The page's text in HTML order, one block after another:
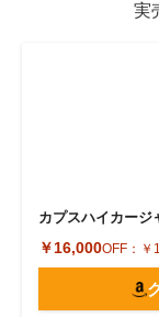
実
カプスハイカージ
￥16,000OFF： ￥